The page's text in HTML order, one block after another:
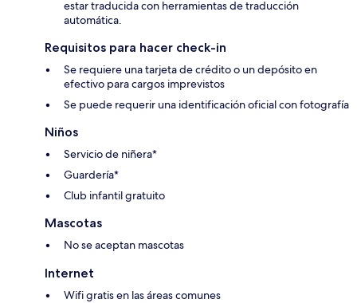
estar traducida con herramientas de traducción
automática.
Requisitos para hacer check-in
Se requiere una tarjeta de crédito o un depósito en
efectivo para cargos imprevistos
Se puede requerir una identificación oficial con fotografía
Niños
Servicio de niñera*
Guardería*
Club infantil gratuito
Mascotas
No se aceptan mascotas
Internet
Wifi gratis en las áreas comunes